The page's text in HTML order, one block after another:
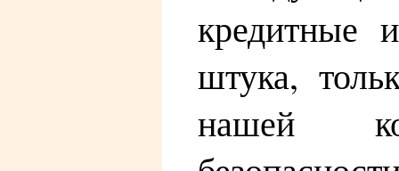
кредитные
штука,
нашей